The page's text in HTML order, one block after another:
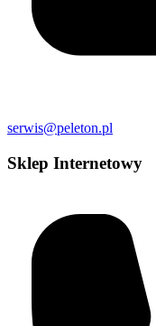
serwis@peleton.pl
Sklep Internetowy